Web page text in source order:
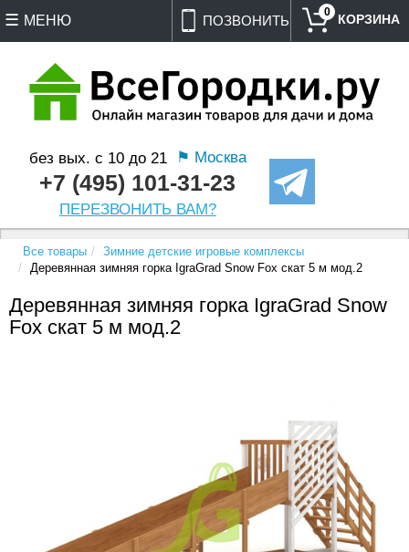
ПОЗВОНИТЬ
без вых. с 10 до 21 ⚑ Москва
+7 (495) 101-31-23
ПЕРЕЗВОНИТЬ ВАМ?
0
МЕНЮ
Все товары
Зимние детские игровые комплексы
Деревянная зимняя горка IgraGrad Snow Fox скат 5 м мод.2
Деревянная зимняя горка IgraGrad Snow
Fox скат 5 м мод.2